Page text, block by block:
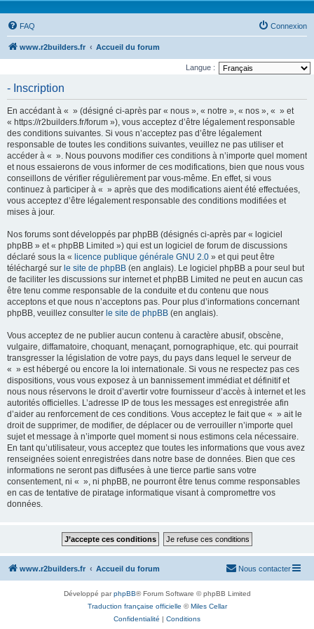
FAQ Connexion
www.r2builders.fr Accueil du forum
Langue :
- Inscription
En accédant à « » (désigné ci-après par « nous », « notre », « nos », « » et
« https://r2builders.fr/forum »), vous acceptez d’être légalement responsable
des conditions suivantes. Si vous n’acceptez pas d’être légalement
responsable de toutes les conditions suivantes, veuillez ne pas utiliser et
accéder à « ». Nous pouvons modifier ces conditions à n’importe quel moment
et nous essaierons de vous informer de ces modifications, bien que nous vous
conseillons de vérifier régulièrement par vous-même. En effet, si vous
continuez à participer à « » après que des modifications aient été effectuées,
vous acceptez d’être légalement responsable des conditions modifiées et
mises à jour.
Nos forums sont développés par phpBB (désignés ci-après par « logiciel
phpBB » et « phpBB Limited ») qui est un logiciel de forum de discussions
déclaré sous la « licence publique générale GNU 2.0 » et qui peut être
téléchargé sur le site de phpBB (en anglais). Le logiciel phpBB a pour seul but
de faciliter les discussions sur internet et phpBB Limited ne peut en aucun cas
être tenu comme responsable de la conduite et du contenu que nous
acceptons et que nous n’acceptons pas. Pour plus d’informations concernant
phpBB, veuillez consulter le site de phpBB (en anglais).
Vous acceptez de ne publier aucun contenu à caractère abusif, obscène,
vulgaire, diffamatoire, choquant, menaçant, pornographique, etc. qui pourrait
transgresser la législation de votre pays, du pays dans lequel le serveur de
« » est hébergé ou encore la loi internationale. Si vous ne respectez pas ces
dispositions, vous vous exposez à un bannissement immédiat et définitif et
nous nous réservons le droit d’avertir votre fournisseur d’accès à internet et les
autorités officielles. L’adresse IP de tous les messages est enregistrée afin
d’aider au renforcement de ces conditions. Vous acceptez le fait que « » ait le
droit de supprimer, de modifier, de déplacer ou de verrouiller n’importe quel
sujet et message à n’importe quel moment si nous estimons cela nécessaire.
En tant qu’utilisateur, vous acceptez que toutes les informations que vous avez
renseignées soient enregistrées dans notre base de données. Bien que ces
informations ne seront pas diffusées à une tierce partie sans votre
consentement, ni « », ni phpBB, ne pourront être tenus comme responsables
en cas de tentative de piratage informatique visant à compromettre vos
données.
www.r2builders.fr Accueil du forum Nous contacter
Développé parphpBB® Forum Software © phpBB Limited
Traduction française officielle ©Miles Cellar
Confidentialité | Conditions